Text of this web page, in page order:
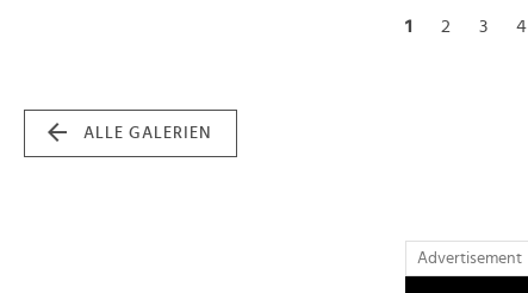
1 2 3 4
ALLE GALERIEN
Advertisement